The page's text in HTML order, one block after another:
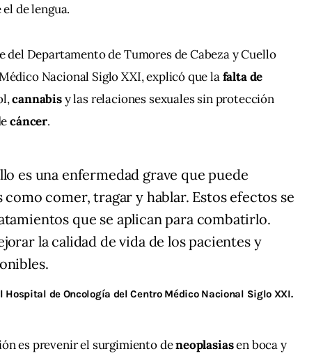
de lengua.
del Departamento de Tumores de Cabeza y Cuello
Nacional Siglo XXI, explicó que la falta de
cannabis y las relaciones sexuales sin protección
cáncer.
es una enfermedad grave que puede
comer, tragar y hablar. Estos efectos se
que se aplican para combatirlo.
la calidad de vida de los pacientes y
Hospital de Oncología del Centro Médico Nacional Siglo XXI.
es prevenir el surgimiento de neoplasias en boca y